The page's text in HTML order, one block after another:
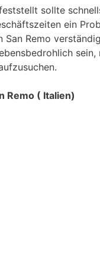
sollte
ein
San Remo
Remo ( Italien)